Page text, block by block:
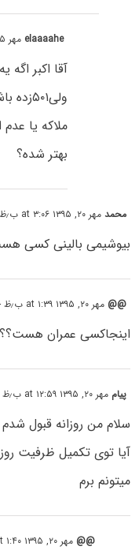
elaaaahe مهر ۲۵, ۱۳۹۵ at ۱۲:۱۷ ب٫ظ
ملاکه یا
بهتر شده؟
محمدمهر ۲۰, ۱۳۹۵ at ۳:۰۶ ب٫ظ
بیوشیمی بالینی کسی
@@ مهر ۲۰, ۱۳۹۵ at ۱:۳۹ ب٫ظ
اینجاکسی عمران
پیام مهر ۲۰, ۱۳۹۵ at ۱۲:۵۹ ب٫ظ
سلام من روزانه قبول
آیا توی تکمیل ظرفیت
میتونم برم
@@ مهر ۲۰, ۱۳۹۵ at ۱:۴۰ ب٫ظ